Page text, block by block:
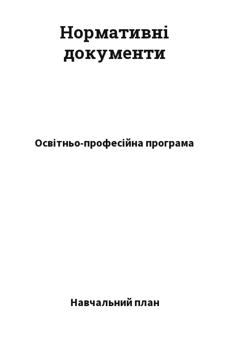
Нормативні
документи
Освітньо-професійна програма
Навчальний план